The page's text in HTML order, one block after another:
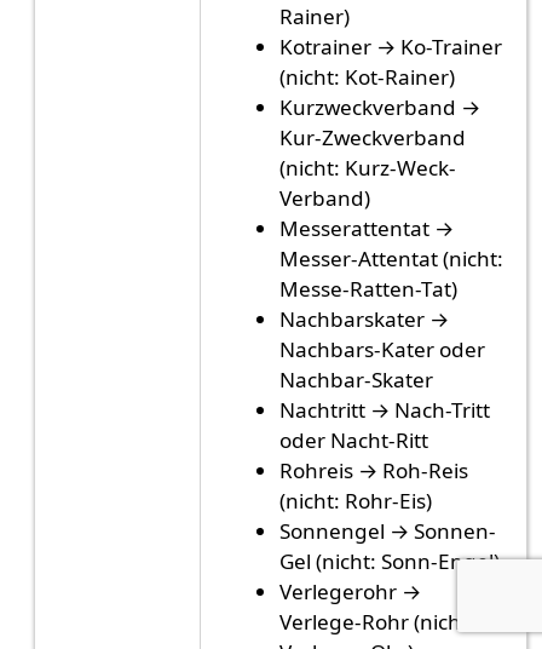
Rainer)
Kotrainer → Ko-Trainer
(nicht: Kot-Rainer)
Kurzweckverband →
Kur-Zweckverband
(nicht: Kurz-Weck-
Verband)
Messerattentat →
Messer-Attentat (nicht:
Messe-Ratten-Tat)
Nachbarskater →
Nachbars-Kater oder
Nachbar-Skater
Nachtritt → Nach-Tritt
oder Nacht-Ritt
Rohreis → Roh-Reis
(nicht: Rohr-Eis)
Sonnengel → Sonnen-
Gel (nicht: Sonn-Engel)
Verlegerohr →
Verlege-Rohr (nicht: